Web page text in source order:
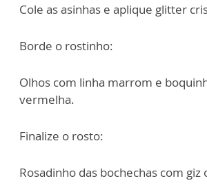
Cole as asinhas e aplique glitter
Borde o rostinho:
Olhos com linha marrom e
vermelha.
Finalize o rosto:
Rosadinho das bochechas com giz